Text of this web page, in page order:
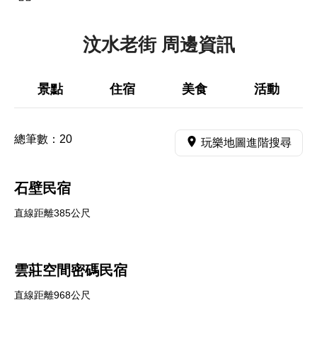
汶水老街 周邊資訊
景點 住宿 美食 活動
總筆數： 20 玩樂地圖進階搜尋
石壁民宿
直線距離385公尺
雲莊空間密碼民宿
直線距離968公尺